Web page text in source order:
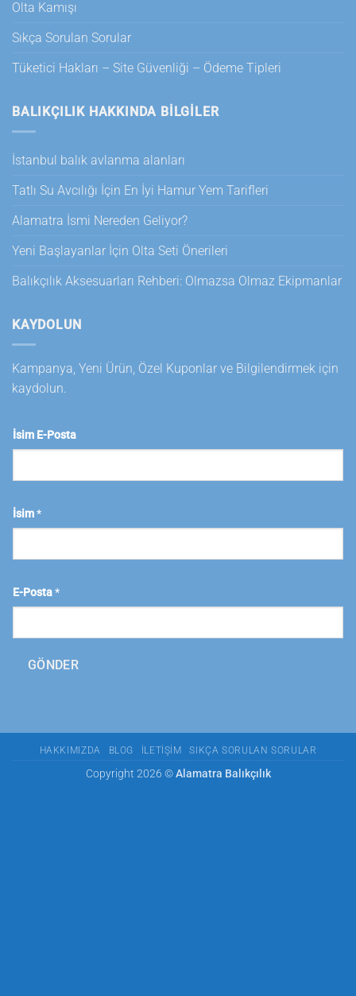
Olta Kamışı
Sıkça Sorulan Sorular
Tüketici Hakları – Site Güvenliği – Ödeme Tipleri
BALIKÇILIK HAKKINDA BILGILER
İstanbul balık avlanma alanları
Tatlı Su Avcılığı İçin En İyi Hamur Yem Tarifleri
Alamatra İsmi Nereden Geliyor?
Yeni Başlayanlar İçin Olta Seti Önerileri
Balıkçılık Aksesuarları Rehberi: Olmazsa Olmaz Ekipmanlar
KAYDOLUN
Kampanya, Yeni Ürün, Özel Kuponlar ve Bilgilendirmek için
kaydolun.
İsim E-Posta
İsim*
E-Posta*
GÖNDER
HAKKIMIZDA BLOG İLETIŞIM SIKÇA SORULAN SORULAR
Copyright 2026 ©Alamatra Balıkçılık